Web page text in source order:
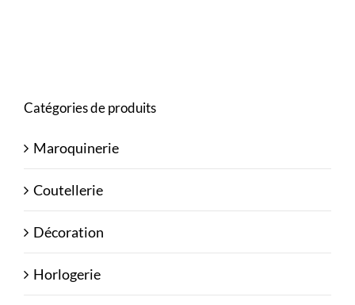
Catégories de produits
Maroquinerie
Coutellerie
Décoration
Horlogerie